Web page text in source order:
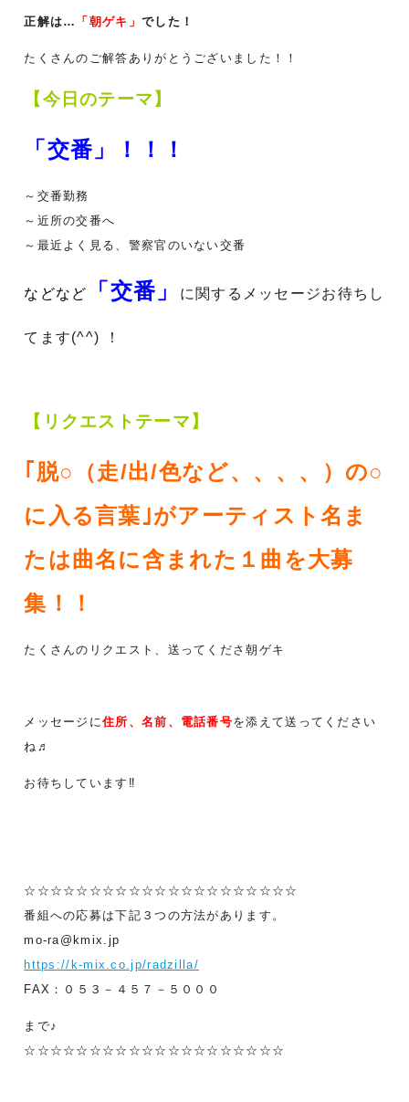
正解は… 「朝ゲキ」 でした！
たくさんのご解答ありがとうございました！！
【今日のテーマ】
「交番」！！！
～交番勤務
～近所の交番へ
～最近よく見る、警察官のいない交番
などなど 「交番」 に関するメッセージお待ちし
てます(^^) ！
【リクエストテーマ】
｢脱○（走/出/色など、、、、）の○
に入る言葉｣がアーティスト名ま
たは曲名に含まれた １曲を大募
集！！
たくさんのリクエスト、送ってくださ朝ゲキ
メッセージに住所、名前、電話番号を添えて送ってください
ね♬
お待ちしています‼
☆☆☆☆☆☆☆☆☆☆☆☆☆☆☆☆☆☆☆☆☆
番組への応募は下記３つの方法があります。
mo-ra@kmix.jp
https://k-mix.co.jp/radzilla/
FAX：０５３－４５７－５０００
まで♪
☆☆☆☆☆☆☆☆☆☆☆☆☆☆☆☆☆☆☆☆